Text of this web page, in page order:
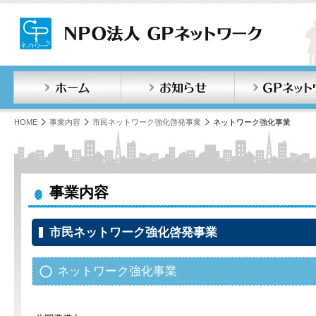
HOME 事業内容 市民ネットワーク強化啓発事業 ネットワーク強化事業
事業内容
市民ネットワーク強化啓発事業
ネットワーク強化事業